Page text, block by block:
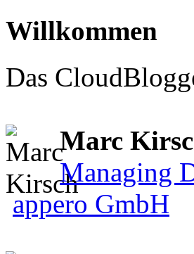
Willkommen
Das
Marc
Managing
appero GmbH